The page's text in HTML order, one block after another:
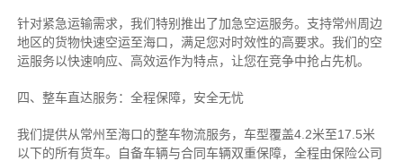
针对紧急运输需求，我们特别推出了加急空运服务。支持常州周边
地区的货物快速空运至海口，满足您对时效性的高要求。我们的空
运服务以快速响应、高效运作为特点，让您在竞争中抢占先机。
四、整车直达服务：全程保障，安全无忧
我们提供从常州至海口的整车物流服务，车型覆盖4.2米至17.5米
以下的所有货车。自备车辆与合同车辆双重保障，全程由保险公司